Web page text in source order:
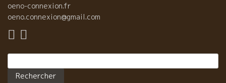
oeno-connexion.fr
oeno.connexion@gmail.com